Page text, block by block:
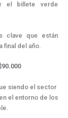
el billete verde
clave que están
del año.
siendo el sector
el entorno de los